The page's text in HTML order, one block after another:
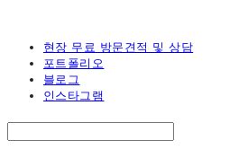
현장 무료 방문견적 및 상담
포트폴리오
블로그
인스타그램